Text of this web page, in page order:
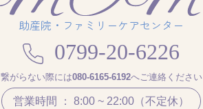
助産院・ファミリーケアセンター
0799-20-6226
繋がらない際には080-6165-6192へご連絡ください
営業時間 ： 8:00 ~ 22:00（不定休）